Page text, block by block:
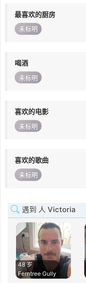
最喜欢的厨房
未标明
喝酒
未标明
喜欢的电影
未标明
喜欢的歌曲
未标明
遇到 人 Victoria
48 岁
Ferntree Gully